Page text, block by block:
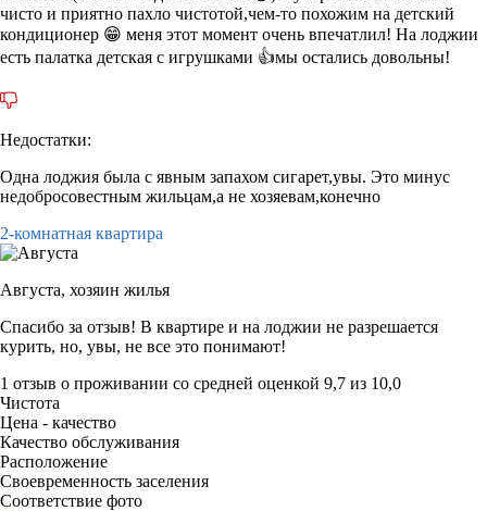
чисто и приятно пахло чистотой,чем-то похожим на детский
кондиционер 😁 меня этот момент очень впечатлил! На лоджии
есть палатка детская с игрушками 👍мы остались довольны!
Недостатки:
Одна лоджия была с явным запахом сигарет,увы. Это минус
недобросовестным жильцам,а не хозяевам,конечно
2-комнатная квартира
Августа, хозяин жилья
Спасибо за отзыв! В квартире и на лоджии не разрешается
курить, но, увы, не все это понимают!
1 отзыв о проживании со средней оценкой 9,7 из 10,0
Чистота
Цена - качество
Качество обслуживания
Расположение
Своевременность заселения
Соответствие фото